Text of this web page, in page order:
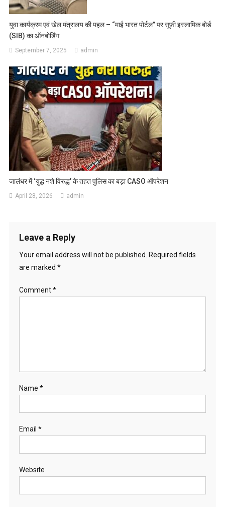
युवा कार्यक्रम एवं खेल मंत्रालय की पहल – “माई भारत पोर्टल” पर सूफ़ी इस्लामिक बोर्ड
(SIB) का ऑनबोर्डिंग
September 7, 2025 admin
जालंधर में ‘युद्ध नशे विरुद्ध’ के तहत पुलिस का बड़ा CASO ऑपरेशन
April 28, 2026 admin
Leave a Reply
Your email address will not be published.
Required fields
are marked *
Comment*
Name *
Email *
Website